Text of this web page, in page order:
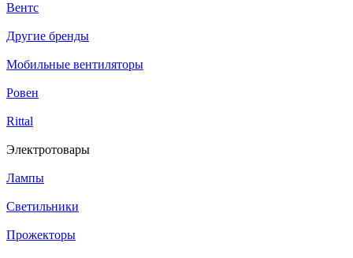
Вентс
Другие бренды
Мобильные вентиляторы
Ровен
Rittal
Электротовары
Лампы
Светильники
Прожекторы